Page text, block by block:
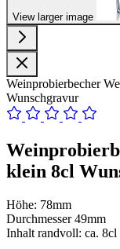
View larger image
Weinprobierbecher
Wunschgravur
klein 8cl
Höhe: 78mm
Durchmesser 49mm
Inhalt randvoll: ca. 8cl